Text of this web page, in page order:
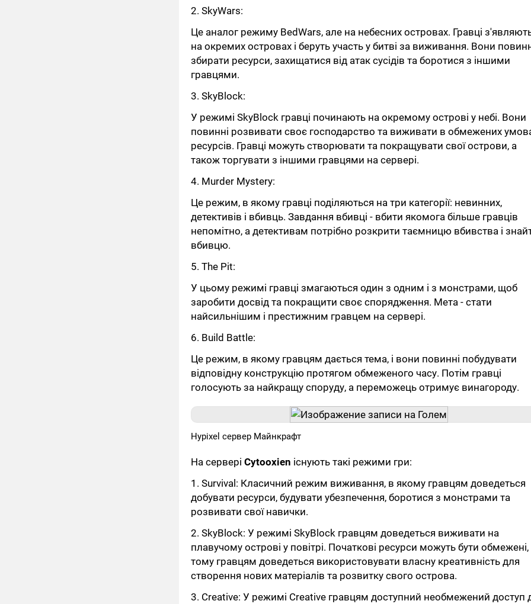
2. SkyWars:
Це аналог режиму BedWars, але на небесних островах. Гравці
на окремих островах і беруть участь у битві за виживання. Вони
збирати ресурси, захищатися від атак сусідів та боротися з іншими
гравцями.
3. SkyBlock:
У режимі SkyBlock гравці починають на окремому острові у небі. Вони
повинні розвивати своє господарство та виживати в обмежених
ресурсів. Гравці можуть створювати та покращувати свої острови, а
також торгувати з іншими гравцями на сервері.
4. Murder Mystery:
Це режим, в якому гравці поділяються на три категорії: невинних,
детективів і вбивць. Завдання вбивці - вбити якомога більше гравців
непомітно, а детективам потрібно розкрити таємницю вбивства і
вбивцю.
5. The Pit:
У цьому режимі гравці змагаються один з одним і з монстрами, щоб
заробити досвід та покращити своє спорядження. Мета - стати
найсильнішим і престижним гравцем на сервері.
6. Build Battle:
Це режим, в якому гравцям дається тема, і вони повинні побудувати
відповідну конструкцію протягом обмеженого часу. Потім гравці
голосують за найкращу споруду, а переможець отримує винагороду.
Hypixel сервер Майнкрафт
На сервері Cytooxien існують такі режими гри:
1. Survival: Класичний режим виживання, в якому гравцям доведеться
добувати ресурси, будувати убезпечення, боротися з монстрами та
розвивати свої навички.
2. SkyBlock: У режимі SkyBlock гравцям доведеться виживати на
плавучому острові у повітрі. Початкові ресурси можуть бути обмежені,
тому гравцям доведеться використовувати власну креативність для
створення нових матеріалів та розвитку свого острова.
3. Creative: У режимі Creative гравцям доступний необмежений доступ